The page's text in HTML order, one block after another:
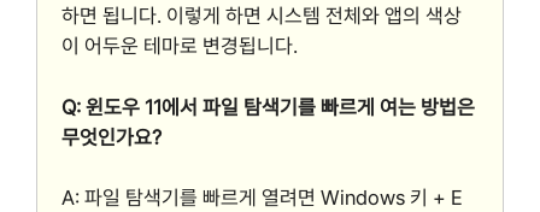
하면 됩니다. 이렇게 하면 시스템 전체와 앱의 색상
이 어두운 테마로 변경됩니다.
Q: 윈도우 11에서 파일 탐색기를 빠르게 여는 방법은
무엇인가요?
A: 파일 탐색기를 빠르게 열려면 Windows 키 + E